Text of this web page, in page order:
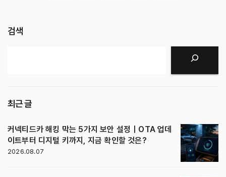
검색
최근 글
커넥티드카 해킹 막는 5가지 보안 설정｜OTA 업데
이트부터 디지털 키까지, 지금 확인할 것은?
2026.08.07